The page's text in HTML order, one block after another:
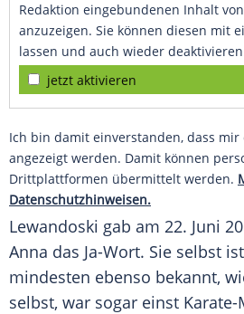
Redaktion eingebundenen Inhalt
anzuzeigen. Sie können diesen mit
lassen und auch wieder
jetzt aktivieren
Ich bin damit einverstanden, dass
angezeigt werden. Damit können
Drittplattformen übermittelt werden.
Datenschutzhinweisen.
Lewandoski gab am 22. Juni
Anna das Ja-Wort. Sie selbst
mindesten ebenso bekannt,
selbst, war sogar einst